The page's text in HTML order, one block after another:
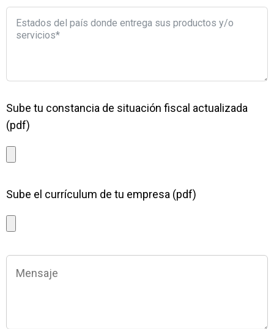
Sube tu constancia de situación fiscal actualizada
(pdf)
Sube el currículum de tu empresa (pdf)